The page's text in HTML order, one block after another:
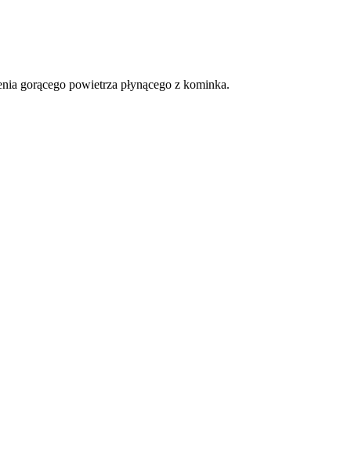
gorącego powietrza płynącego z kominka.